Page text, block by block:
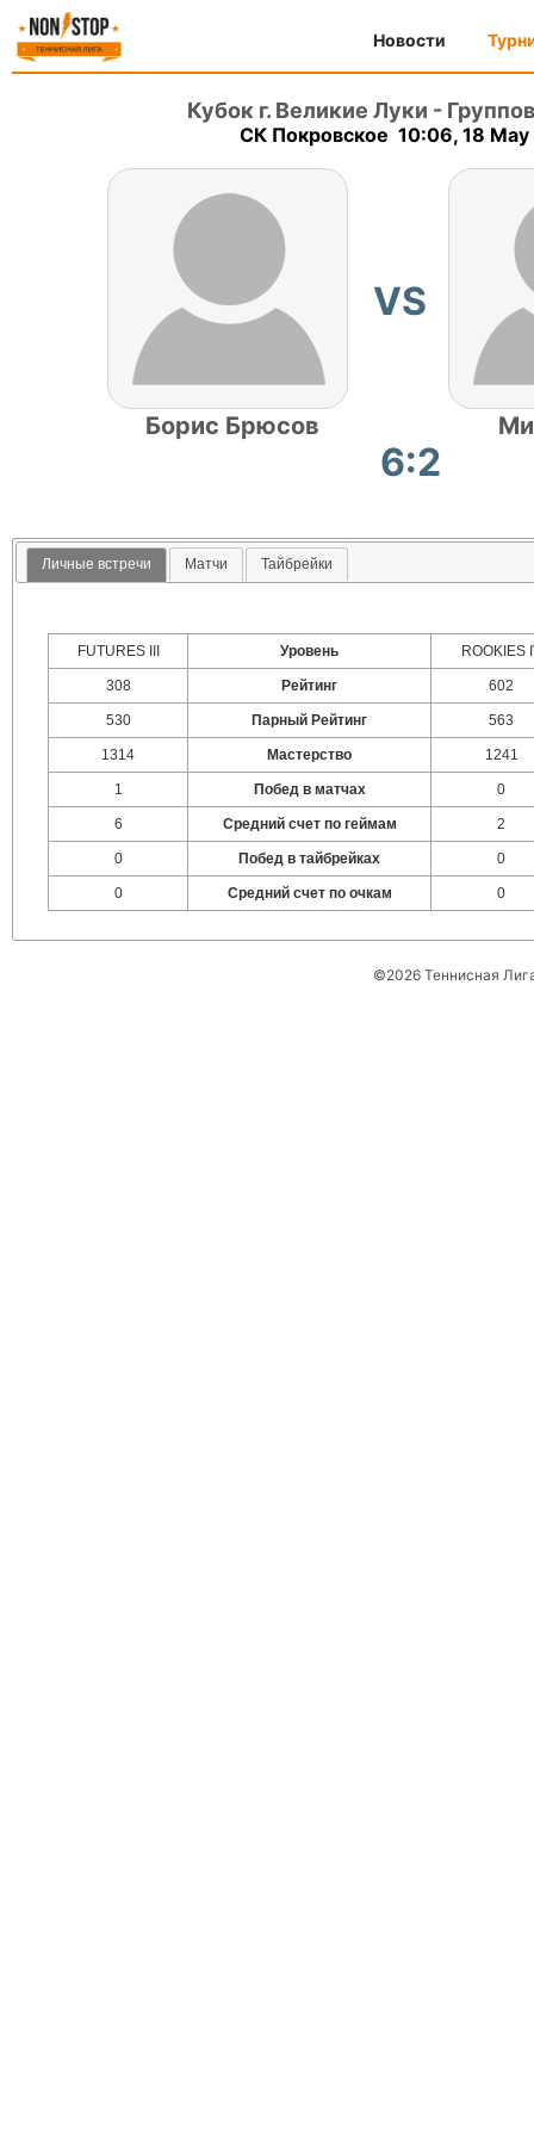
Новости
Кубок г. Великие Луки -
СК Покровское 10:06, 18
Борис Брюсов
VS
6:2
Личные встречи Матчи Тайбрейки
FUTURES III Уровень ROOKIES
308 Рейтинг 602
530 Парный Рейтинг 563
1314 Мастерство 1241
1 Побед в матчах 0
6 Средний счет по геймам 2
0 Побед в тайбрейках 0
0 Средний счет по очкам 0
©2026 Теннисная